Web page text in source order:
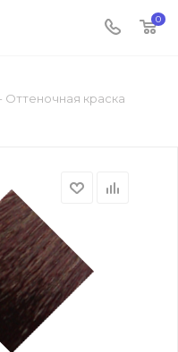
0
Оттеночная краска